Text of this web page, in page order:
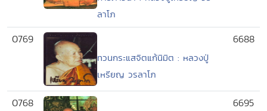
ลาโภ
0769
ทวนกระแสจิตแก้นิมิต : หลวงปู่
เหรียญ วรลาโภ
6688
0768 6695